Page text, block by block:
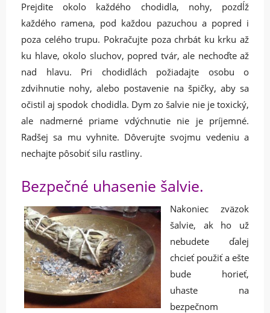
Prejdite okolo každého chodidla, nohy, pozdĺž
každého ramena, pod každou pazuchou a popred i
poza celého trupu. Pokračujte poza chrbát ku krku až
ku hlave, okolo sluchov, popred tvár, ale nechoďte až
nad hlavu. Pri chodidlách požiadajte osobu o
zdvihnutie nohy, alebo postavenie na špičky, aby sa
očistil aj spodok chodidla. Dym zo šalvie nie je toxický,
ale nadmerné priame vdýchnutie nie je príjemné.
Radšej sa mu vyhnite. Dôverujte svojmu vedeniu a
nechajte pôsobiť silu rastliny.
Bezpečné uhasenie šalvie.
Nakoniec zväzok
šalvie, ak ho už
nebudete ďalej
chcieť použiť a ešte
bude horieť,
uhaste na
bezpečnom